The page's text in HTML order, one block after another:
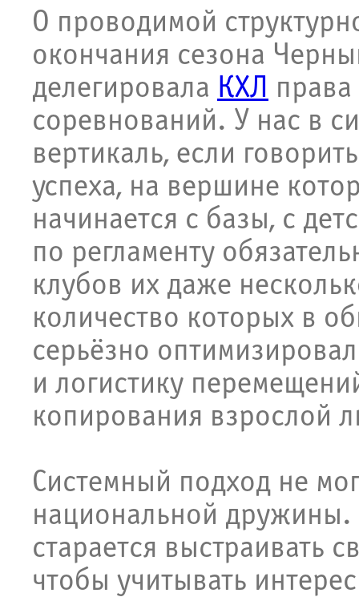
О проводимой
окончания сезона
делегировала КХЛ
соревнований. У нас в
вертикаль, если
успеха, на вершине
начинается с базы, с
по регламенту
клубов их даже
количество которых в
серьёзно
и логистику
копирования взрослой
Системный подход не
национальной дружины.
старается выстраивать
чтобы учитывать